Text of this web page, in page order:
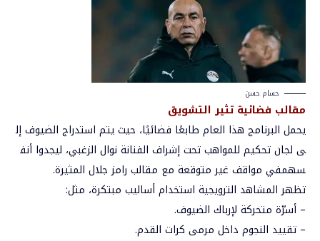
حسام حسن
مقالب فضائية تثير التشويق
يحمل البرنامج هذا العام طابعًا فضائيًا، حيثيتم استدراج الضيوفإل
ى لجانتحكيم للمواهبتحتإشراف الفنانة نوال الزغبي، ليجدوا أنف
سهمفي مواقف غير متوقعة مع مقالب رامز جلال المثيرة.
تظهر المشاهد الترويجية استخدامأساليب مبتكرة، مثل:
– أسرّة متحركة لإرباك الضيوف.
– تقييد النجوم داخل مرمى كرات القدم.